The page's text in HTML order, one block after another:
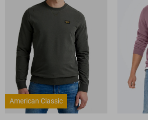
American Classic